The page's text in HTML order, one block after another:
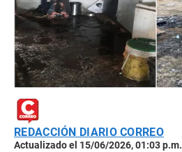
REDACCIÓN DIARIO CORREO
Actualizado el 15/06/2026, 01:03 p.m.